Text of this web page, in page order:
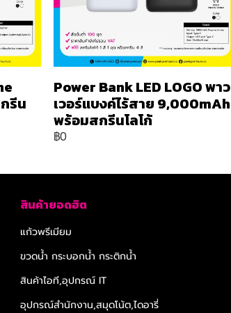
รีน
Power Bank LED LOGO พาว
เวอร์แบงค์ไร้สาย 9,000mAh
พร้อมสกรีนโลโก้
฿0
สินค้ายอดฮิต
แก้วพรีเมียม
ขวดน้ำ กระบอกน้ำ กระติกน้ำ
สินค้าไอที,อุปกรณ์ IT
อุปกรณ์สำนักงาน,สมุดโน้ต,ไดอารี่